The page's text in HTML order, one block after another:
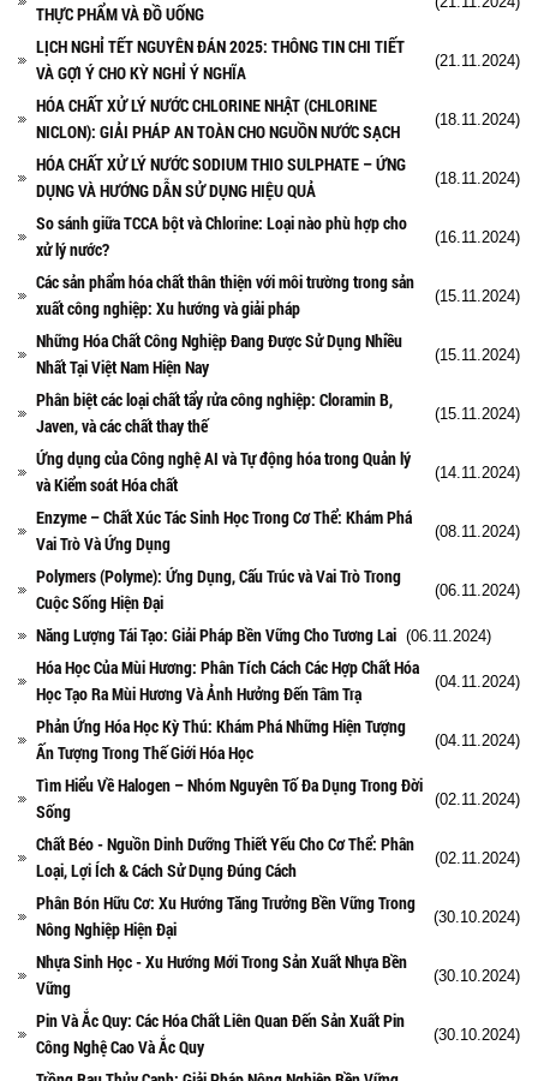
THỰC PHẨM VÀ ĐỒ UỐNG
LỊCH NGHỈ TẾT NGUYÊN ĐÁN 2025: THÔNG TIN CHI TIẾT
VÀ GỢI Ý CHO KỲ NGHỈ Ý NGHĨA
(21.11.2024)
HÓA CHẤT XỬ LÝ NƯỚC CHLORINE NHẬT (CHLORINE
NICLON): GIẢI PHÁP AN TOÀN CHO NGUỒN NƯỚC SẠCH
(18.11.2024)
HÓA CHẤT XỬ LÝ NƯỚC SODIUM THIO SULPHATE – ỨNG
DỤNG VÀ HƯỚNG DẪN SỬ DỤNG HIỆU QUẢ
(18.11.2024)
So sánh giữa TCCA bột và Chlorine: Loại nào phù hợp cho
xử lý nước?
(16.11.2024)
Các sản phẩm hóa chất thân thiện với môi trường trong sản
xuất công nghiệp: Xu hướng và giải pháp
(15.11.2024)
Những Hóa Chất Công Nghiệp Đang Được Sử Dụng Nhiều
Nhất Tại Việt Nam Hiện Nay
(15.11.2024)
Phân biệt các loại chất tẩy rửa công nghiệp: Cloramin B,
Javen, và các chất thay thế
(15.11.2024)
Ứng dụng của Công nghệ AI và Tự động hóa trong Quản lý
và Kiểm soát Hóa chất
(14.11.2024)
Enzyme – Chất Xúc Tác Sinh Học Trong Cơ Thể: Khám Phá
Vai Trò Và Ứng Dụng
(08.11.2024)
Polymers (Polyme): Ứng Dụng, Cấu Trúc và Vai Trò Trong
Cuộc Sống Hiện Đại
(06.11.2024)
Năng Lượng Tái Tạo: Giải Pháp Bền Vững Cho Tương Lai (06.11.2024)
Hóa Học Của Mùi Hương: Phân Tích Cách Các Hợp Chất Hóa
Học Tạo Ra Mùi Hương Và Ảnh Hưởng Đến Tâm Trạ
(04.11.2024)
Phản Ứng Hóa Học Kỳ Thú: Khám Phá Những Hiện Tượng
Ấn Tượng Trong Thế Giới Hóa Học
(04.11.2024)
Tìm Hiểu Về Halogen – Nhóm Nguyên Tố Đa Dụng Trong Đời
Sống
(02.11.2024)
Chất Béo - Nguồn Dinh Dưỡng Thiết Yếu Cho Cơ Thể: Phân
Loại, Lợi Ích & Cách Sử Dụng Đúng Cách
(02.11.2024)
Phân Bón Hữu Cơ: Xu Hướng Tăng Trưởng Bền Vững Trong
Nông Nghiệp Hiện Đại
(30.10.2024)
Nhựa Sinh Học - Xu Hướng Mới Trong Sản Xuất Nhựa Bền
Vững
(30.10.2024)
Pin Và Ắc Quy: Các Hóa Chất Liên Quan Đến Sản Xuất Pin
Công Nghệ Cao Và Ắc Quy
(30.10.2024)